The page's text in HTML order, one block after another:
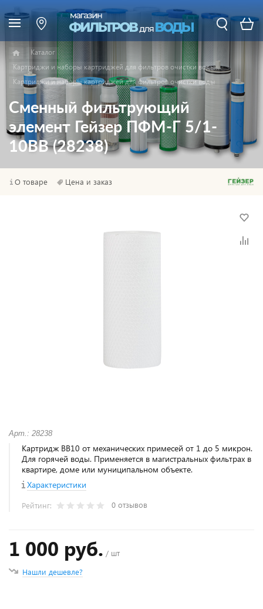
Каталог
Картриджи и наборы картриджей для фильтров очистки воды
Картриджи и наборы картриджей для фильтров очистки воды
Сменный фильтрующий
элемент Гейзер ПФМ-Г 5/1-
10BB (28238)
О товаре Цена и заказ
Арт.: 28238
Картридж BB10 от механических примесей от 1 до 5 микрон.
Для горячей воды. Применяется в магистральных фильтрах в
квартире, доме или муниципальном объекте.
Характеристики
Рейтинг: 0 отзывов
1 000 руб. / шт
Нашли дешевле?